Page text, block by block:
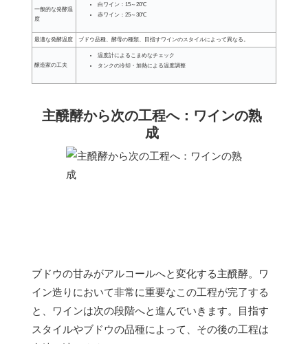
一般的な発酵温
度
白ワイン：15～20℃
赤ワイン：25～30℃
最適な発酵温度 ブドウ品種、酵母の種類、目指すワインのスタイルによって異なる。
醸造家の工夫
温度計によるこまめなチェック
タンクの冷却・加熱による温度調整
主醗酵から次の工程へ：ワインの熟
成
ブドウの甘みがアルコールへと変化する主醗酵。ワ
イン造りにおいて非常に重要なこの工程が完了する
と、ワインは次の段階へと進んでいきます。目指す
スタイルやブドウの品種によって、その後の工程は